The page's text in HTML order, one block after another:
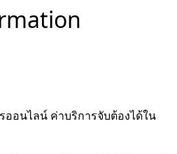
ออนไลน์ ค่าบริการจับต้องได้ใน